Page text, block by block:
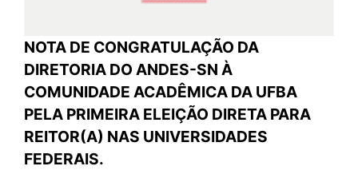
NOTA DE CONGRATULAÇÃO DA
DIRETORIA DO ANDES-SN À
COMUNIDADE ACADÊMICA DA UFBA
PELA PRIMEIRA ELEIÇÃO DIRETA PARA
REITOR(A) NAS UNIVERSIDADES
FEDERAIS.